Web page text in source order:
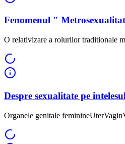
Fenomenul "
O relativizare a rolurilor traditionale
Despre sexualitate pe
Organele genitale